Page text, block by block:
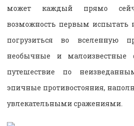
может каждый прямо
возможность первым испытать
погрузиться во вселенную
необычные и малоизвестные
путешествие по
эпичные противостояния,
увлекательными сражениями.